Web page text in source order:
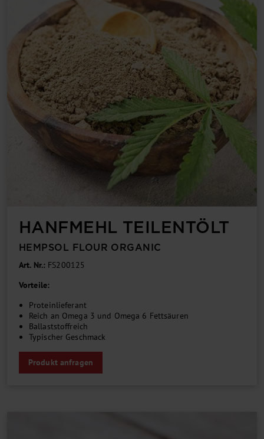
HANFMEHL TEIL­ENTÖLT
HEMPSOL FLOUR ORGANIC
Art. Nr.: FS200125
Vorteile:
Proteinlieferant
Reich an Omega 3 und Omega 6 Fettsäuren
Ballaststoffreich
Typischer Geschmack
Produkt anfragen